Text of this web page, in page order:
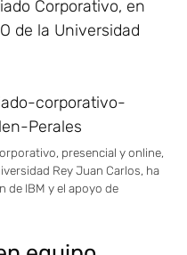
Corporativo, en
de la Universidad
presencial y online,
Rey Juan Carlos, ha
de IBM y el apoyo de